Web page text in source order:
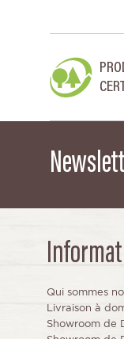
Qui sommes
Livraison à
Showroom de